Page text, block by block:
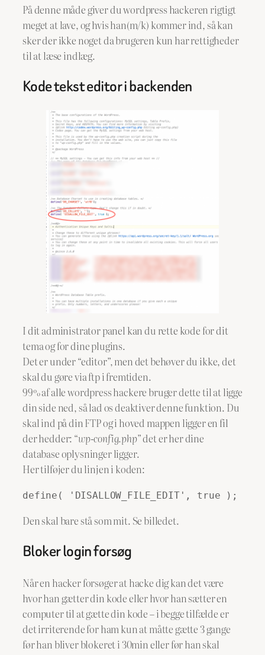
På denne måde giver du wordpress hackeren rigtigt
meget at lave, og hvis han(m/k) kommer ind, så kan
sker der ikke noget da brugeren kun har rettigheder
til at læse indlæg.
Kode tekst editor i backenden
I dit administrator panel kan du rette kode for dit
tema og for dine plugins.
Det er under “editor”, men det behøver du ikke, det
skal du gøre via ftp i fremtiden.
99% af alle wordpress hackere bruger dette til at ligge
din side ned, så lad os deaktiver denne funktion. Du
skal ind på din FTP og i hoved mappen ligger en fil
der hedder: “wp-config.php” det er her dine
database oplysninger ligger.
Her tilføjer du linjen i koden:
define( 'DISALLOW_FILE_EDIT', true );
Den skal bare stå som mit. Se billedet.
Bloker login forsøg
Når en hacker forsøger at hacke dig kan det være
hvor han gætter din kode eller hvor han sætter en
computer til at gætte din kode – i begge tilfælde er
det irriterende for ham kun at måtte gætte 3 gange
før han bliver blokeret i 30min eller før han skal